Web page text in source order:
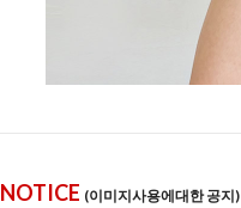
NOTICE (이미지사용에대한 공지)